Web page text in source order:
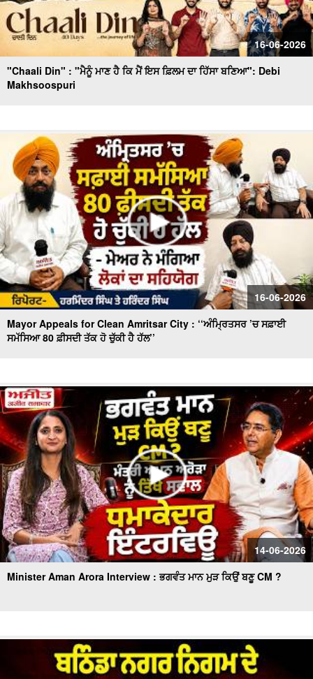
16-06-2026
"Chaali Din" : "ਮੈਨੂੰ ਮਾਣ ਹੈ ਕਿ ਮੈਂ ਇਸ ਫ਼ਿਲਮ ਦਾ ਹਿੱਸਾ ਬਣਿਆ": Debi
Makhsoospuri
16-06-2026
Mayor Appeals for Clean Amritsar City : ‘‘ਅੰਮ੍ਰਿਤਸਰ ’ਚ ਸਫ਼ਾਈ
ਸਮੱਸਿਆ 80 ਫ਼ੀਸਦੀ ਤੱਕ ਹੋ ਚੁੱਕੀ ਹੈ ਹੱਲ’’
14-06-2026
Minister Aman Arora Interview : ਭਗਵੰਤ ਮਾਨ ਮੁੜ ਕਿਉਂ ਬਣੂ CM ?